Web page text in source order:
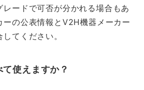
ードで可否が分かれる場合もあ
ーの公表情報とV2H機器メーカー
てください。
使えますか？